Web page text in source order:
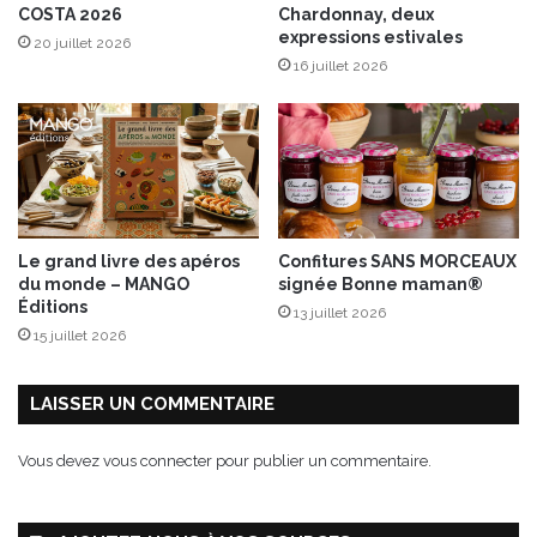
d
u
o
c
t
o
b
a
u
v
r
COSTA 2026
20 juillet 2026
Chardonnay, deux
expressions estivales
16 juillet 2026
Le grand livre des apéros
du monde – MANGO
Éditions
15 juillet 2026
Confitures SANS MORCEAUX
signée Bonne maman®
13 juillet 2026
LAISSER UN COMMENTAIRE
Vous devez vous connecter pour publier un commentaire.